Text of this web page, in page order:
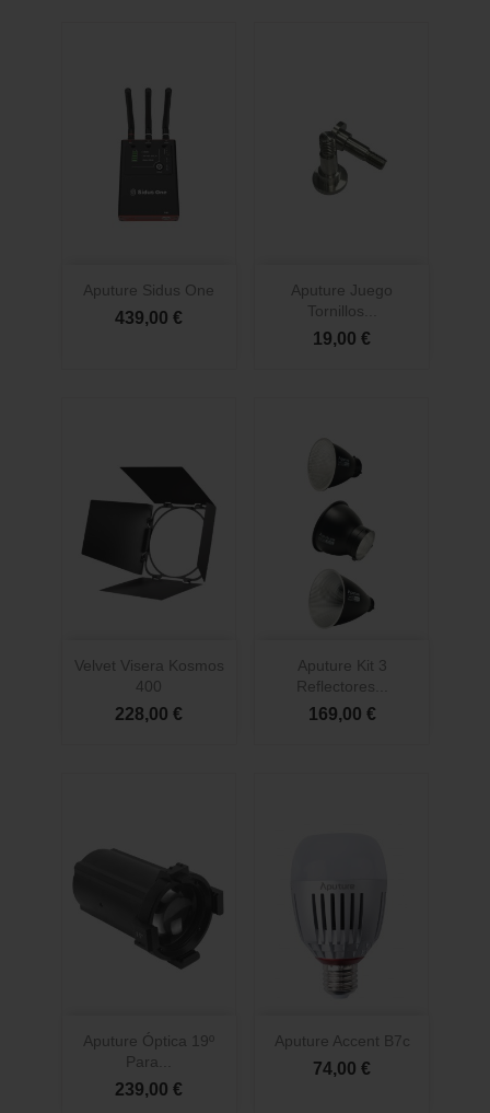
Aputure Sidus One
439,00 €
Aputure Juego
Tornillos...
19,00 €
Velvet Visera Kosmos
400
228,00 €
Aputure Kit 3
Reflectores...
169,00 €
Aputure Óptica 19º
Para...
239,00 €
Aputure Accent B7c
74,00 €